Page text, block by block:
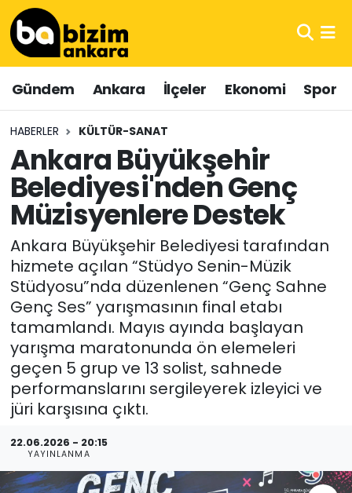
Gündem Ankara İlçeler Ekonomi Spor
HABERLER KÜLTÜR-SANAT
Ankara Büyükşehir
Belediyesi'nden Genç
Müzisyenlere Destek
Ankara Büyükşehir Belediyesi tarafından
hizmete açılan “Stüdyo Senin-Müzik
Stüdyosu”nda düzenlenen “Genç Sahne
Genç Ses” yarışmasının final etabı
tamamlandı. Mayıs ayında başlayan
yarışma maratonunda ön elemeleri
geçen 5 grup ve 13 solist, sahnede
performanslarını sergileyerek izleyici ve
jüri karşısına çıktı.
22.06.2026 - 20:15
YAYINLANMA
Hava Durumu
Trafik Durumu
Süper Lig Puan Durumu ve Fikstür
Tüm Manşetler
Son Dakika Haberleri
Haber Arşivi